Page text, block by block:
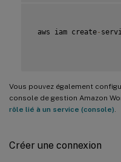
aws iam create-
Vous pouvez également
console de gestion Amazon
rôle lié à un service (console)
Créer une connexion